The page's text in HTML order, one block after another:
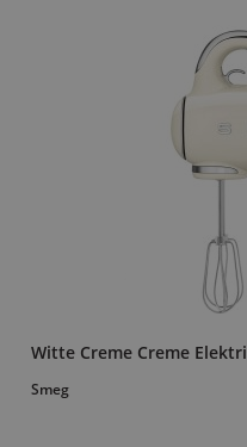
Witte Creme Creme
Smeg